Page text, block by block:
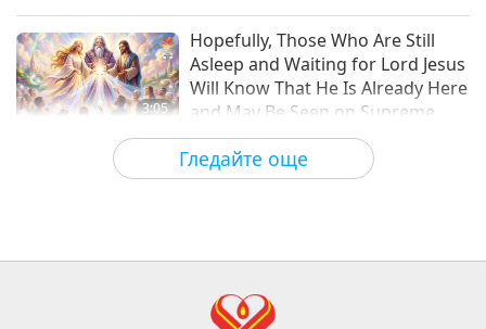
Гледайте още
3:05
Hopefully, Those Who Are Still
Asleep and Waiting for Lord Jesus
Will Know That He Is Already Here
and May Be Seen on Supreme
Master Television
Важните Новини 2026-08-08
3:40